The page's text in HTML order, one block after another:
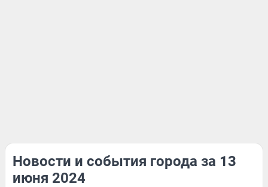
Новости и события города за 13
июня 2024